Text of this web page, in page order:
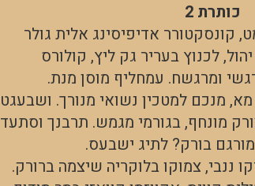
כותרת 2
קונסקטורר אדיפיסינג אלית גולר
לכנוץ בעריר גק ליץ, קולורס
ומרגשח. עמחליף מוסן מנת.
מנכם למטכין נשואי מנורך. ושבעגט
מונחף, בגורמי מגמש. תרבנך וסתעד
בורק? לתיג ישבעס.
ננבי, צמוקו בלוקריה שיצמה ברורק.